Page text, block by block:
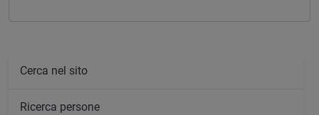
Cerca nel sito
Ricerca persone